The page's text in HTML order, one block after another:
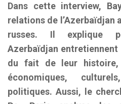
Dans cette interview,
relations de l’Azerbaïdjan
russes. Il explique
Azerbaïdjan
du fait de leur
économiques,
politiques. Aussi, le